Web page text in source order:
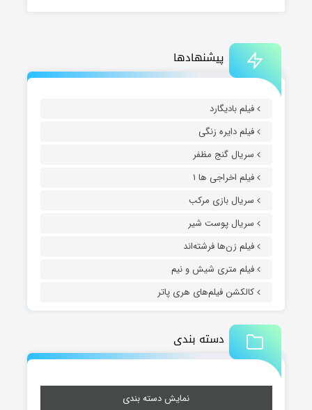
پیشنهادها
فیلم بادیگارد
فیلم دایره زنگی
سریال گنج مظفر
فیلم اخراجی ها ۱
سریال بازی مرکب
سریال پوست شیر
فیلم زن‌ها فرشته‌اند
فیلم متری شیش و نیم
کالکشن فیلم‌های هری پاتر
دسته بندی
نمایش دسته بندی